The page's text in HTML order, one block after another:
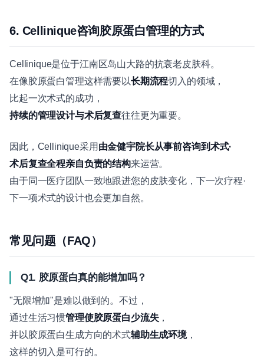
6. Cellinique咨询胶原蛋白管理的方式
Cellinique是位于江南区岛山大路的抗衰老皮肤科。
在像胶原蛋白管理这样需要以长期流程切入的领域，
比起一次术式的成功，
持续的管理设计与术后复查往往更为重要。
因此，Cellinique采用 由金健宇院长从事前咨询到术式·
术后复查全程亲自负责的结构来运营。
由于同一医疗团队一致地跟进您的皮肤变化，下一次疗程·
下一项术式的设计也会更加自然。
常见问题（FAQ）
Q1. 胶原蛋白真的能增加吗？
"无限增加"是难以做到的。不过，
通过生活习惯管理使胶原蛋白少流失，
并以胶原蛋白生成方向的术式辅助生成环境，
这样的切入是可行的。